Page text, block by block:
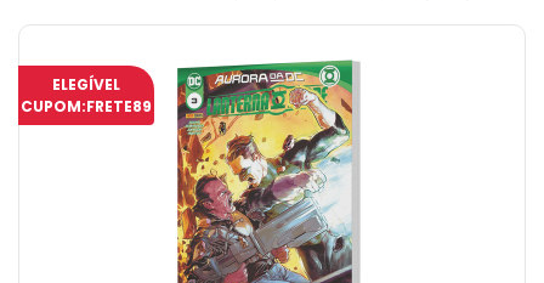
ELEGÍVEL
CUPOM:FRETE89